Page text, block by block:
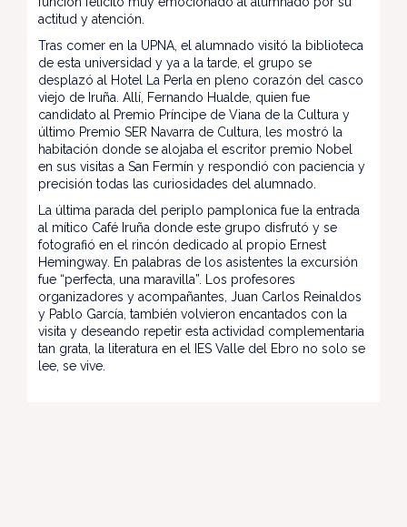
actitud y atención.
Tras comer en la UPNA, el alumnado visitó la biblioteca
de esta universidad y ya a la tarde, el grupo se
desplazó al Hotel La Perla en pleno corazón del casco
viejo de Iruña. Allí, Fernando Hualde, quien fue
candidato al Premio Príncipe de Viana de la Cultura y
último Premio SER Navarra de Cultura, les mostró la
habitación donde se alojaba el escritor premio Nobel
en sus visitas a San Fermín y respondió con paciencia y
precisión todas las curiosidades del alumnado.
La última parada del periplo pamplonica fue la entrada
al mítico Café Iruña donde este grupo disfrutó y se
fotografió en el rincón dedicado al propio Ernest
Hemingway. En palabras de los asistentes la excursión
fue “perfecta, una maravilla”. Los profesores
organizadores y acompañantes, Juan Carlos Reinaldos
y Pablo García, también volvieron encantados con la
visita y deseando repetir esta actividad complementaria
tan grata, la literatura en el IES Valle del Ebro no solo se
lee, se vive.